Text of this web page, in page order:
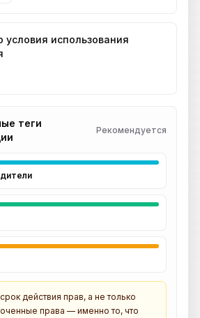
использования
теги
Рекомендуется
действия прав, а не только
права — именно то, что